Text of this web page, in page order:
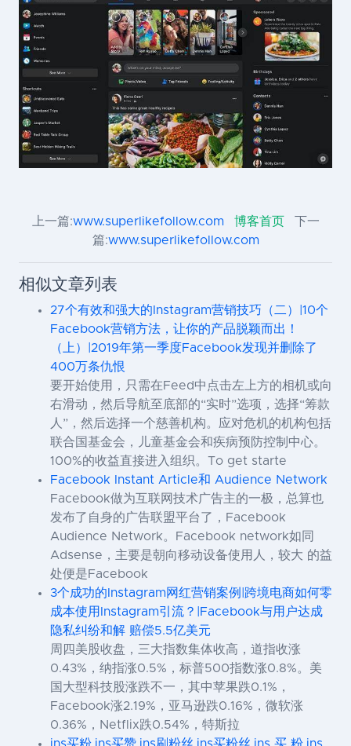
上一篇:www.superlikefollow.com 博客首页
下一
篇:www.superlikefollow.com
相似文章列表
27个有效和强大的Instagram营销技巧（二）|10个
Facebook营销方法，让你的产品脱颖而出！
（上）|2019年第一季度Facebook发现并删除了
400万条仇恨
要开始使用，只需在Feed中点击左上方的相机或向
右滑动，然后导航至底部的“实时”选项，选择“筹款
人”，然后选择一个慈善机构。应对危机的机构包括
联合国基金会，儿童基金会和疾病预防控制中心。
100%的收益直接进入组织。To get starte
Facebook Instant Article和 Audience Network
Facebook做为互联网技术广告主的一极，总算也
发布了自身的广告联盟平台了，Facebook
Audience Network。Facebook network如同
Adsense，主要是朝向移动设备使用人，较大 的益
处便是Facebook
3个成功的Instagram网红营销案例|跨境电商如何零
成本使用Instagram引流？|Facebook与用户达成
隐私纠纷和解 赔偿5.5亿美元
周四美股收盘，三大指数集体收高，道指收涨
0.43%，纳指涨0.5%，标普500指数涨0.8%。美
国大型科技股涨跌不一，其中苹果跌0.1%，
Facebook涨2.19%，亚马逊跌0.16%，微软涨
0.36%，Netflix跌0.54%，特斯拉
ins买粉,ins买赞,ins刷粉丝,ins买粉丝,ins 买 粉,ins